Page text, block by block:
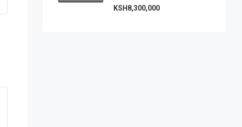
KSH8,300,000